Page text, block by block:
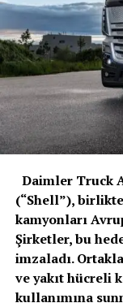
Daimler Truck
(“Shell”),
kamyonları
Şirketler, bu
imzaladı.
ve yakıt hücreli
kullanımına